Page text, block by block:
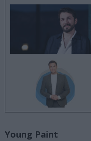
Young Paint